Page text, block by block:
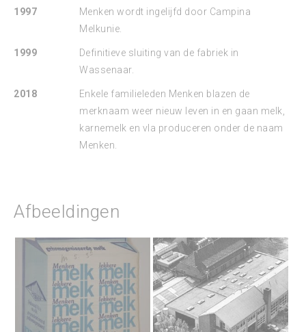
1997
Menken wordt ingelijfd door Campina
Melkunie.
1999
Definitieve sluiting van de fabriek in
Wassenaar.
2018
Enkele familieleden Menken blazen de
merknaam weer nieuw leven in en gaan melk,
karnemelk en vla produceren onder de naam
Menken.
Afbeeldingen